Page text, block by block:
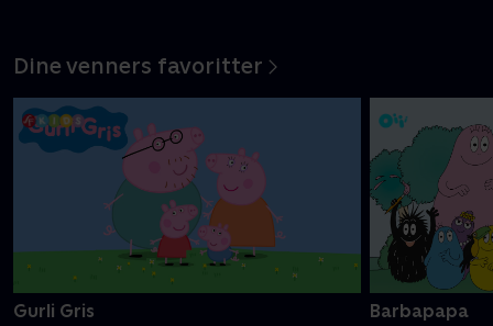
Dine venners favoritter
Gurli Gris Barbapapa